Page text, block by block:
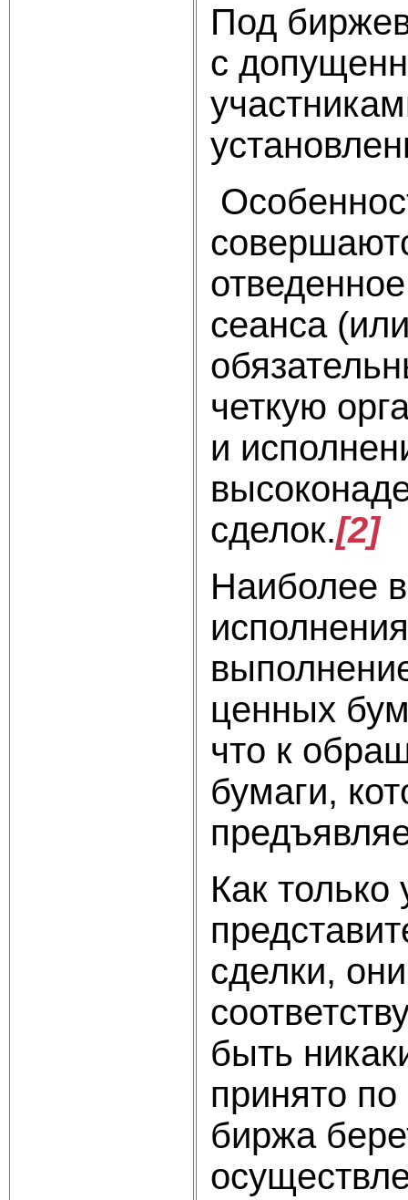
Под
с
сеанса
четкую
и
сделок.[2]
Наиболее
ценных
что к
бумаги,
Как
сделки,
быть
принято по
биржа